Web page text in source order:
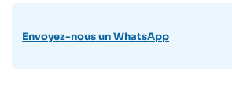
Envoyez-nous un WhatsApp